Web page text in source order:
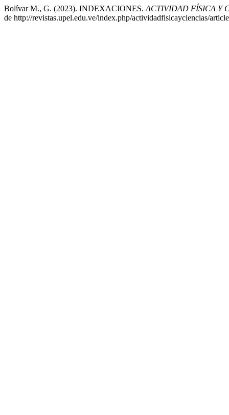
Bolívar M., G. (2023). INDEXACIONES. ACTIVIDAD FÍSICA Y
de http://revistas.upel.edu.ve/index.php/actividadfisicayciencias/